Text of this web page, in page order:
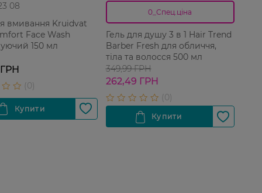
08
вмивання Kruidvat
Face Wash
150 мл
0_Спец.ціна
Гель для душу 3 в 1 Hair Trend
Barber Fresh для обличчя,
тіла та волосся 500 мл
349,99 ГРН
262,49 ГРН